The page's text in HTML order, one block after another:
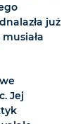
już
Jej